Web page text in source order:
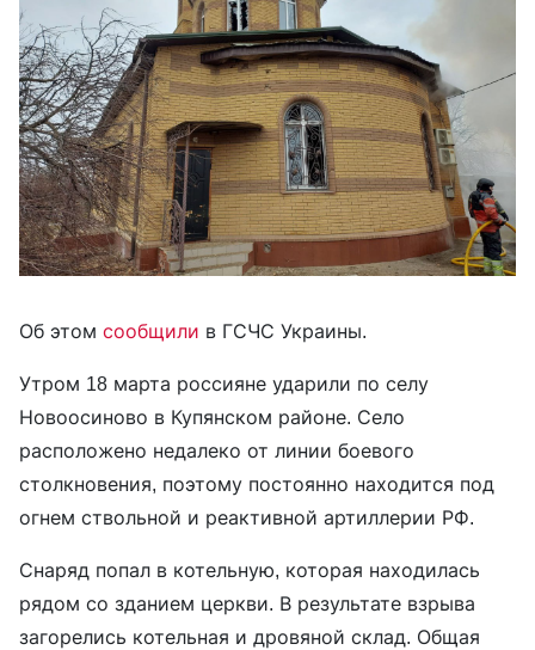
Об этом сообщили в ГСЧС Украины.
Утром 18 марта россияне ударили по селу
Новоосиново в Купянском районе. Село
расположено недалеко от линии боевого
столкновения, поэтому постоянно находится под
огнем ствольной и реактивной артиллерии РФ.
Снаряд попал в котельную, которая находилась
рядом со зданием церкви. В результате взрыва
загорелись котельная и дровяной склад. Общая